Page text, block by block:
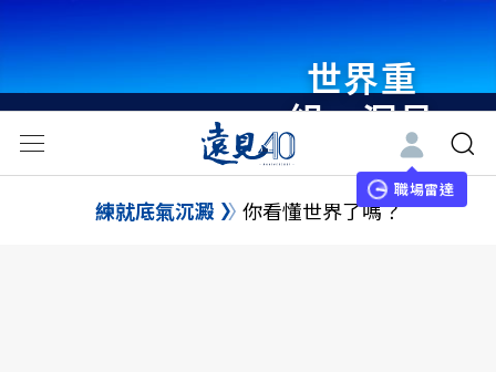
世界重
組・洞見
未來 與
世界領袖
職場雷達
練就底氣沉澱 你看懂世界了嗎？